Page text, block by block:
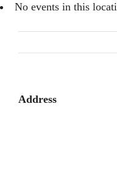
No events in this
Address